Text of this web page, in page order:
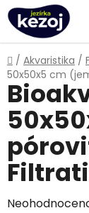
Přejít
na
obsah
Domů
/ Akvaristika /
50x50x5 cm
Průměrné